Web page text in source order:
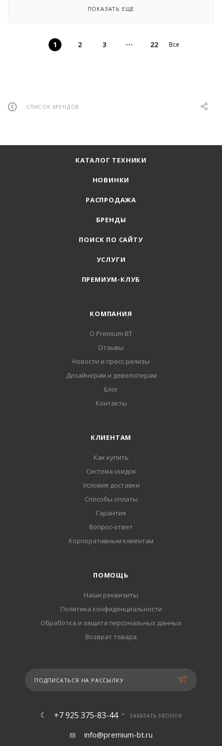
ПОКАЗАТЬ ЕЩЕ
1 2 3 22 Все
СПИСОК БРЕНДОВ
КАТАЛОГ ТЕХНИКИ
НОВИНКИ
РАСПРОДАЖА
БРЕНДЫ
ПОИСК ПО САЙТУ
УСЛУГИ
ПРЕМИУМ-КЛУБ
КОМПАНИЯ
О Premium-BT
Отзывы
Новости и пресс-релизы
Дизайнерам и девелоперам
Блог
Контакты
КЛИЕНТАМ
Как купить
Система скидок
Условия доставки
Способы оплаты
Гарантия
Вопрос-ответ
Корпоративным клиентам
ПОМОЩЬ
Наши реквизиты
Политика конфиденциальности
Обработка и защита персональных данных
Возврат товара
ПОДПИСАТЬСЯ НА РАССЫЛКУ
+7 925 375-83-44 ЗАКАЗАТЬ ЗВОНОК
info@premium-bt.ru